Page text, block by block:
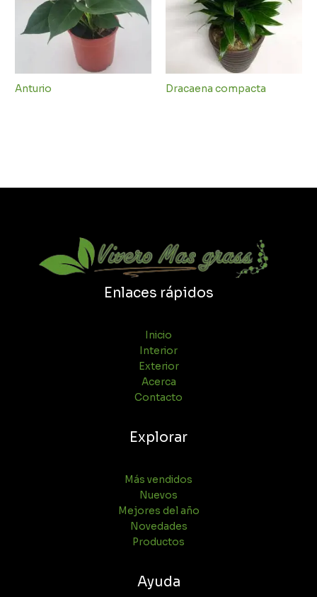
Anturio Dracaena compacta
Enlaces rápidos
Inicio
Interior
Exterior
Acerca
Contacto
Explorar
Más vendidos
Nuevos
Mejores del año
Novedades
Productos
Ayuda